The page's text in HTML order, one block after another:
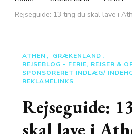
Rejseguide: 13 ting du skal lave i
ATHEN
GRÆKENLAND
REJSEBLOG - FERIE, REJSER &
SPONSORERET INDLÆG/
REKLAMELINKS
Rejseguide: